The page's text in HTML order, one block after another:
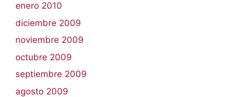
enero 2010
diciembre 2009
noviembre 2009
octubre 2009
septiembre 2009
agosto 2009